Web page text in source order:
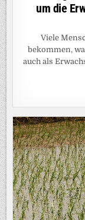
um die
Viele
bekommen,
auch als